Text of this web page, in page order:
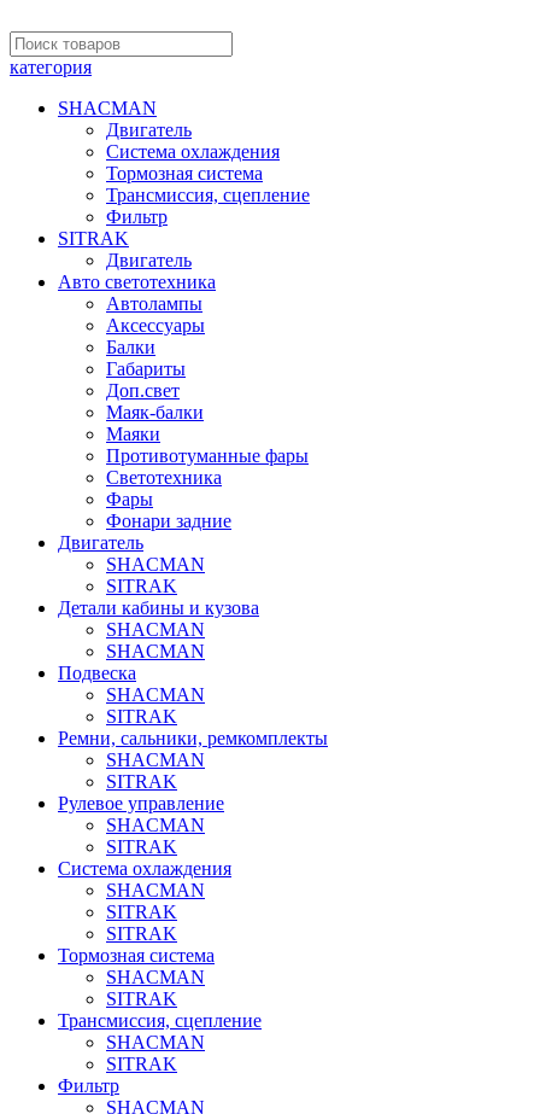
категория
SHACMAN
Двигатель
Система охлаждения
Тормозная система
Трансмиссия, сцепление
Фильтр
SITRAK
Двигатель
Авто светотехника
Автолампы
Аксессуары
Балки
Габариты
Доп.свет
Маяк-балки
Маяки
Противотуманные фары
Светотехника
Фары
Фонари задние
Двигатель
SHACMAN
SITRAK
Детали кабины и кузова
SHACMAN
SHACMAN
Подвеска
SHACMAN
SITRAK
Ремни, сальники, ремкомплекты
SHACMAN
SITRAK
Рулевое управление
SHACMAN
SITRAK
Система охлаждения
SHACMAN
SITRAK
SITRAK
Тормозная система
SHACMAN
SITRAK
Трансмиссия, сцепление
SHACMAN
SITRAK
Фильтр
SHACMAN